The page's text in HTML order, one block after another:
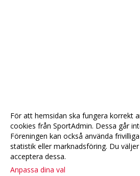
För att hemsidan ska fungera korrekt
cookies från SportAdmin. Dessa går
Föreningen kan också använda
statistik eller marknadsföring. Du
acceptera dessa.
Anpassa dina val